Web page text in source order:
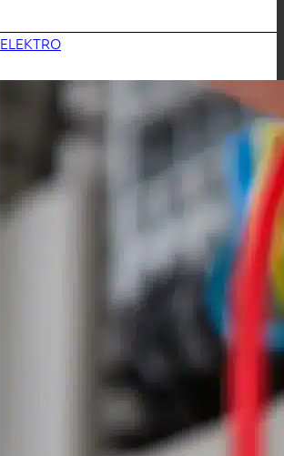
ELEKTRO